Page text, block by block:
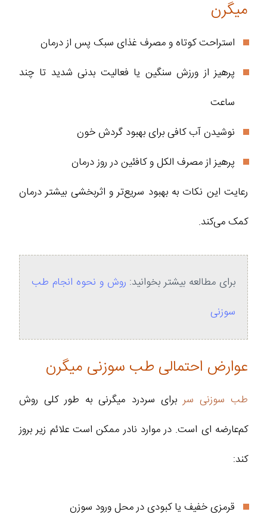
میگرن
استراحت کوتاه و مصرف غذای سبک پس از درمان
پرهیز از ورزش سنگین یا فعالیت بدنی شدید تا چند
ساعت
نوشیدن آب کافی برای بهبود گردش خون
پرهیز از مصرف الکل و کافئین در روز درمان
رعایت این نکات به بهبود سریع‌تر و اثربخشی بیشتر درمان
کمک می‌کند.
برای مطالعه بیشتر بخوانید: روش و نحوه انجام طب
سوزنی
عوارض احتمالی طب سوزنی میگرن
طب سوزنی سر برای سردرد میگرنی به‌ طور کلی روش
کم‌عارضه‌ ای است. در موارد نادر ممکن است علائم زیر بروز
کند:
قرمزی خفیف یا کبودی در محل ورود سوزن